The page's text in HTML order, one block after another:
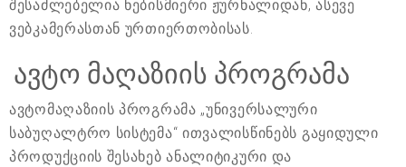
შესაძლებელია ნებისმიერი ჟურნალიდან, ასევე
ვებკამერასთან ურთიერთობისას.
ავტო მაღაზიის პროგრამა
ავტომაღაზიის პროგრამა „უნივერსალური
საბუღალტრო სისტემა“ ითვალისწინებს გაყიდული
პროდუქციის შესახებ ანალიტიკური და